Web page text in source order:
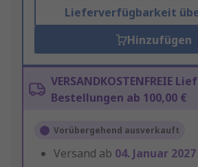
Lieferverfügbarkeit
Hinzufügen
VERSANDKOSTENFREIE
Bestellungen ab 100,00 €
Vorübergehend ausverkauft
Versand ab 04. Januar 2027